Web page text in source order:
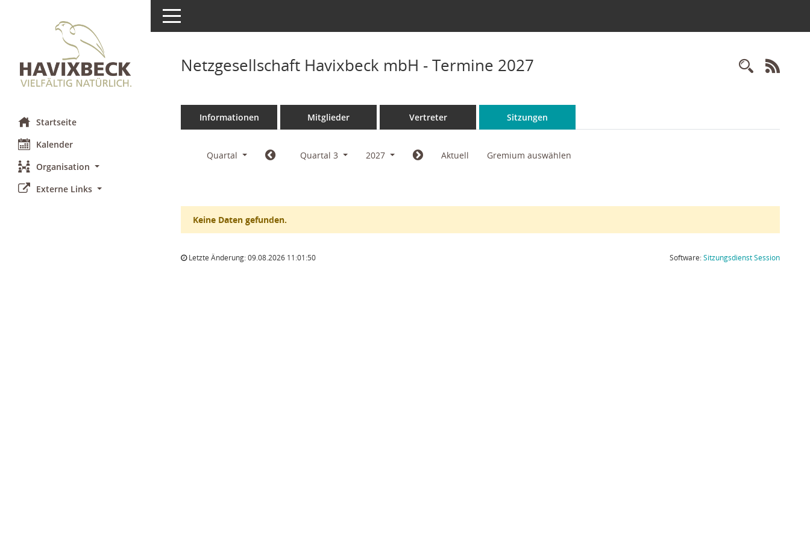
Startseite
Kalender
Organisation
Externe Links
Toggle navigation
Netzgesellschaft Havixbeck mbH - Termine 2027
Informationen Mitglieder Vertreter Sitzungen
Quartal Quartal 3 2027 Aktuell Gremium auswählen
Keine Daten gefunden.
Letzte Änderung: 09.08.2026 11:01:50 Software:SitzungsdienstSession(Wird in